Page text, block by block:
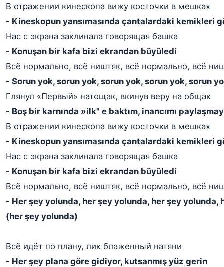
В отражении кинескопа вижу косточки в мешках
- Kineskopun yansımasında çantalardaki kemikleri
Нас с экрана заклинала говорящая башка
- Konuşan bir kafa bizi ekrandan büyüledi
Всё нормально, всё ништяк, всё нормально, всё
- Sorun yok, sorun yok, sorun yok, sorun yok, sorun
Глянул «Первый» натощак, вкинув веру на общак
- Boş bir karnında »ilk" e baktım, inancımı
В отражении кинескопа вижу косточки в мешках
- Kineskopun yansımasında çantalardaki kemikleri
Нас с экрана заклинала говорящая башка
- Konuşan bir kafa bizi ekrandan büyüledi
Всё нормально, всё ништяк, всё нормально, всё
- Her şey yolunda, her şey yolunda, her şey yolunda,
(her şey yolunda)
Всё идёт по плану, лик блаженный натяни
- Her şey plana göre gidiyor, kutsanmış yüz gerin